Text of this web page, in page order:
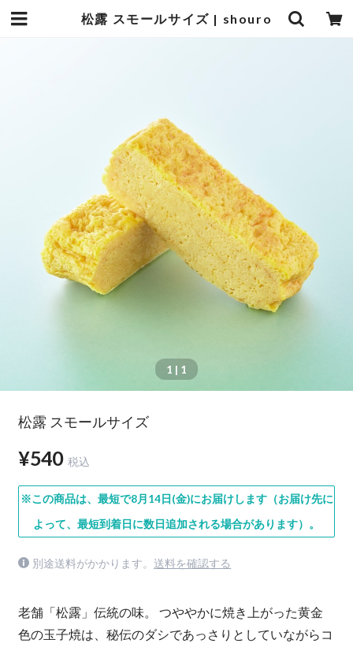
松露 スモールサイズ | shouro
1 | 1
松露 スモールサイズ
¥540 税込
※この商品は、最短で8月14日(金)にお届けします（お届け先に
よって、最短到着日に数日追加される場合があります）。
別途送料がかかります。 送料を確認する
老舗「松露」伝統の味。 つややかに焼き上がった黄金
色の玉子焼は、秘伝のダシであっさりとしていながらコ